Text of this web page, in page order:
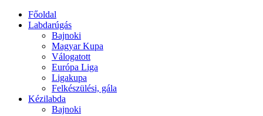
Főoldal
Labdarúgás
Bajnoki
Magyar Kupa
Válogatott
Európa Liga
Ligakupa
Felkészülési, gála
Kézilabda
Bajnoki